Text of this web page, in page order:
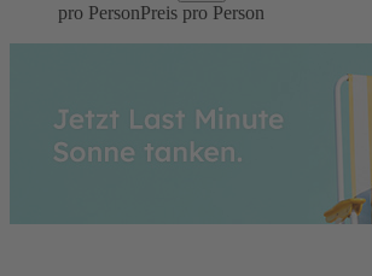
pro PersonPreis pro Person